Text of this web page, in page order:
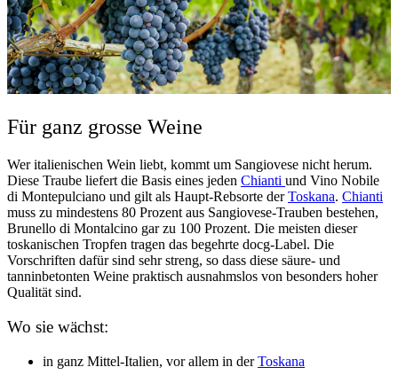
Für ganz grosse Weine
Wer italienischen Wein liebt, kommt um Sangiovese nicht herum.
Diese Traube liefert die Basis eines jeden Chianti und Vino Nobile
di Montepulciano und gilt als Haupt-Rebsorte derToskana. Chianti
muss zu mindestens 80 Prozent aus Sangiovese-Trauben bestehen,
Brunello di Montalcino gar zu 100 Prozent. Die meisten dieser
toskanischen Tropfen tragen das begehrte docg-Label. Die
Vorschriften dafür sind sehr streng, so dass diese säure- und
tanninbetonten Weine praktisch ausnahmslos von besonders hoher
Qualität sind.
Wo sie wächst:
in ganz Mittel-Italien, vor allem in derToskana